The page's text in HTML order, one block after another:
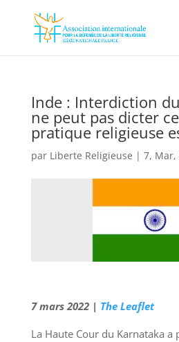
Inde : Interdiction
ne peut pas dicter
pratique religieuse
par Liberte Religieuse | 7, Mar,
7 mars 2022 | The Leaflet
La Haute Cour du Karnataka